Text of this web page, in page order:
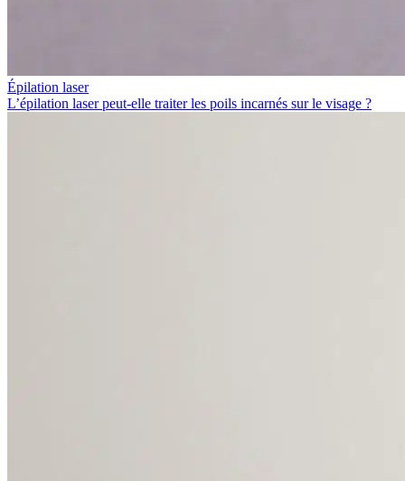
Épilation laser
L’épilation laser peut-elle traiter les poils incarnés sur le visage ?